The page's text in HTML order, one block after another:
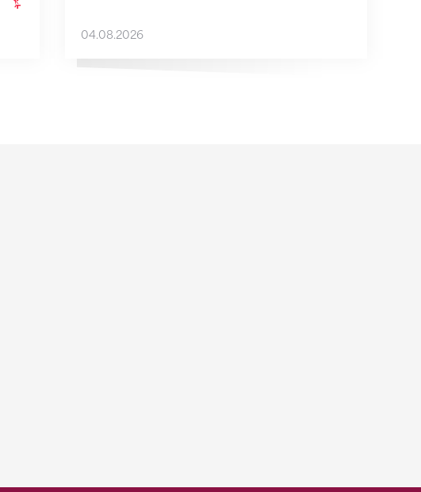
04.08.2026